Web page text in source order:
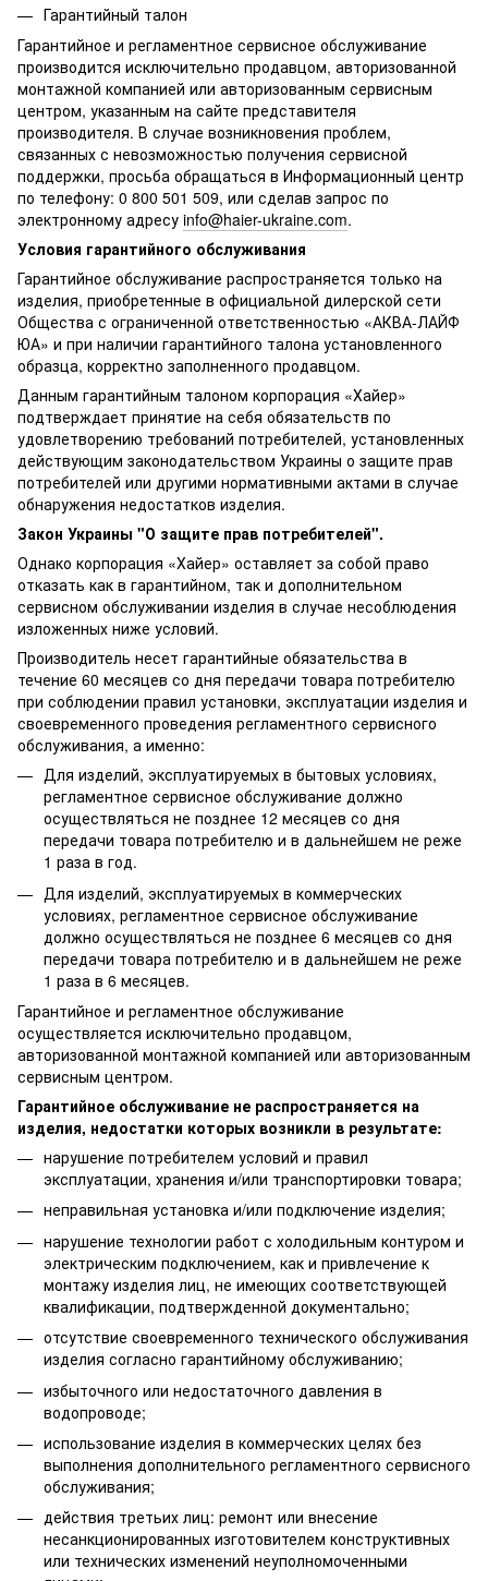
Гарантийный талон
Гарантийное и регламентное сервисное обслуживание
производится исключительно продавцом, авторизованной
монтажной компанией или авторизованным сервисным
центром, указанным на сайте представителя
производителя. В случае возникновения проблем,
связанных с невозможностью получения сервисной
поддержки, просьба обращаться в Информационный центр
по телефону: 0 800 501 509, или сделав запрос по
электронному адресу info@haier-ukraine.com.
Условия гарантийного обслуживания
Гарантийное обслуживание распространяется только на
изделия, приобретенные в официальной дилерской сети
Общества с ограниченной ответственностью «АКВА-ЛАЙФ
ЮА» и при наличии гарантийного талона установленного
образца, корректно заполненного продавцом.
Данным гарантийным талоном корпорация «Хайер»
подтверждает принятие на себя обязательств по
удовлетворению требований потребителей, установленных
действующим законодательством Украины о защите прав
потребителей или другими нормативными актами в случае
обнаружения недостатков изделия.
Закон Украины "О защите прав потребителей".
Однако корпорация «Хайер» оставляет за собой право
отказать как в гарантийном, так и дополнительном
сервисном обслуживании изделия в случае несоблюдения
изложенных ниже условий.
Производитель несет гарантийные обязательства в
течение 60 месяцев со дня передачи товара потребителю
при соблюдении правил установки, эксплуатации изделия и
своевременного проведения регламентного сервисного
обслуживания, а именно:
Для изделий, эксплуатируемых в бытовых условиях,
регламентное сервисное обслуживание должно
осуществляться не позднее 12 месяцев со дня
передачи товара потребителю и в дальнейшем не реже
1 раза в год.
Для изделий, эксплуатируемых в коммерческих
условиях, регламентное сервисное обслуживание
должно осуществляться не позднее 6 месяцев со дня
передачи товара потребителю и в дальнейшем не реже
1 раза в 6 месяцев.
Гарантийное и регламентное обслуживание
осуществляется исключительно продавцом,
авторизованной монтажной компанией или авторизованным
сервисным центром.
Гарантийное обслуживание не распространяется на
изделия, недостатки которых возникли в результате:
нарушение потребителем условий и правил
эксплуатации, хранения и/или транспортировки товара;
неправильная установка и/или подключение изделия;
нарушение технологии работ с холодильным контуром и
электрическим подключением, как и привлечение к
монтажу изделия лиц, не имеющих соответствующей
квалификации, подтвержденной документально;
отсутствие своевременного технического обслуживания
изделия согласно гарантийному обслуживанию;
избыточного или недостаточного давления в
водопроводе;
использование изделия в коммерческих целях без
выполнения дополнительного регламентного сервисного
обслуживания;
действия третьих лиц: ремонт или внесение
несанкционированных изготовителем конструктивных
или технических изменений неуполномоченными